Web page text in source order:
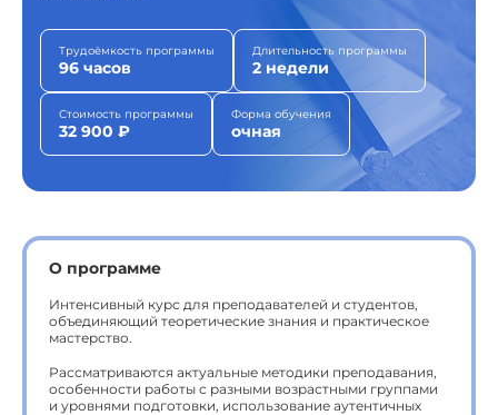
Трудоёмкость программы
96 часов
Длительность программы
2 недели
Стоимость программы
32 900 ₽
Форма обучения
очная
О программе
Интенсивный курс для преподавателей и студентов,
объединяющий теоретические знания и практическое
мастерство.
Рассматриваются актуальные методики преподавания,
особенности работы с разными возрастными группами
и уровнями подготовки, использование аутентичных